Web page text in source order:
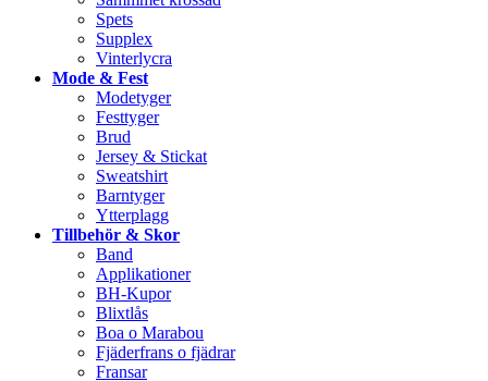
Spets
Supplex
Vinterlycra
Mode & Fest
Modetyger
Festtyger
Brud
Jersey & Stickat
Sweatshirt
Barntyger
Ytterplagg
Tillbehör & Skor
Band
Applikationer
BH-Kupor
Blixtlås
Boa o Marabou
Fjäderfrans o fjädrar
Fransar